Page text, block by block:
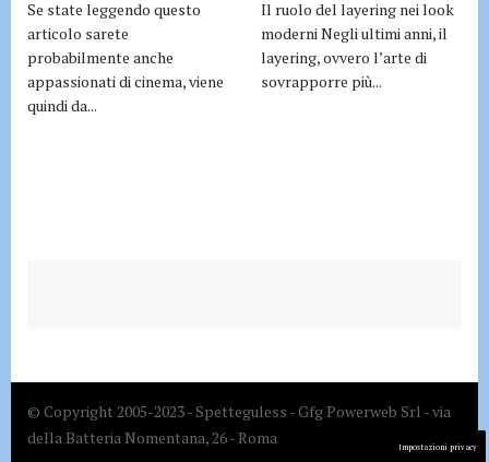
Se state leggendo questo
articolo sarete
probabilmente anche
appassionati di cinema, viene
quindi da...
Il ruolo del layering nei look
moderni Negli ultimi anni, il
layering, ovvero l’arte di
sovrapporre più...
© Copyright 2005-2023 - Spetteguless - Gfg Powerweb Srl - via
della Batteria Nomentana, 26 - Roma
Impostazioni privacy